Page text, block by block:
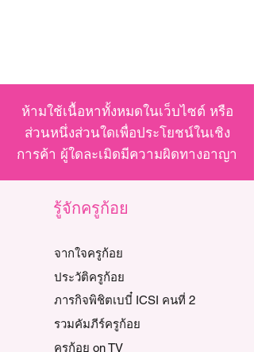
ห้ามใช้เนื้อหาทั้งหมดในเว็บไซต์ หรือ
ส่วนหนึ่งส่วนใดเพื่อประโยชน์ในเชิง
การค้า ผู้ใดละเมิดมีความผิดทางอาญา
รู้จักครูก้อย
จากใจครูก้อย
ประวัติครูก้อย
ภารกิจพิชิตเบบี๋ ICSI คนที่ 2
รวมคัมภีร์ครูก้อย
ครูก้อย on TV